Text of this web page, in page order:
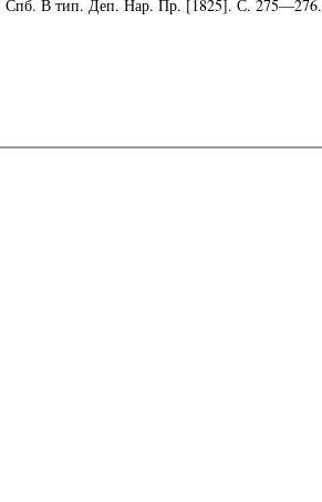
Спб. В тип. Деп. Нар. Пр. [1825]. С. 275—276.